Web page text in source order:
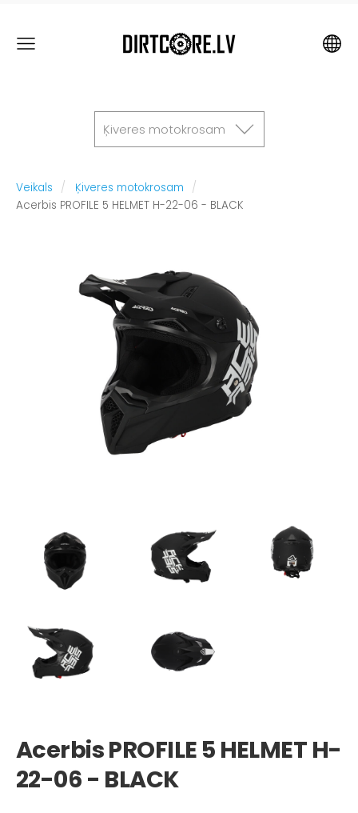
Ķiveres motokrosam
Veikals
Ķiveres motokrosam
Acerbis PROFILE 5 HELMET H-22-06 - BLACK
Acerbis PROFILE 5 HELMET H-
22-06 - BLACK